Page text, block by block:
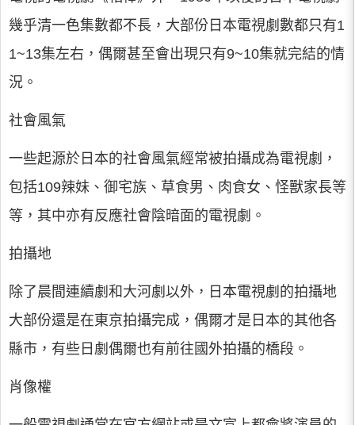
幾乎清一色集數都不長，大部份日本電視劇數都只有1
1~13集左右，偶爾甚至會出現只有9~10集就完結的情
況。
社會風氣
一些起源於日本的社會風氣經常被拍攝成為電視劇，
包括109辣妹、御宅族、草食男、肉食女、怪獸家長等
等，其中亦有反應社會陰暗面的電視劇。
拍攝地
除了晨間連續劇和大河劇以外，日本電視劇的拍攝地
大部份還是在東京拍攝完成，偶爾才是日本的其他各
縣市，有些日劇偶爾也有前往國外拍攝的橋段。
肖像權